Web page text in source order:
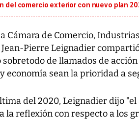
del comercio exterior con nuevo plan
Cámara de Comercio,
Pierre Leignadier
de llamados de
economía sean la prioridad a
del 2020, Leignadier dijo "el
la reflexión con respecto a los